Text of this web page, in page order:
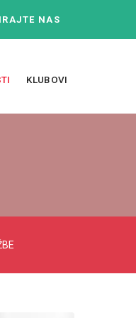
NAS
KLUBOVI